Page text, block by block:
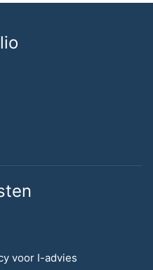
voor I-advies